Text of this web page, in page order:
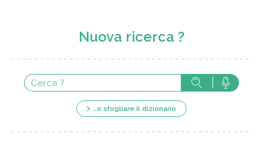
Nuova ricerca ?
…o sfogliare il dizionario